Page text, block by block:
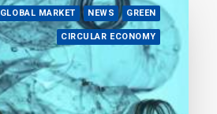
GLOBAL MARKET NEWS GREEN
CIRCULAR ECONOMY